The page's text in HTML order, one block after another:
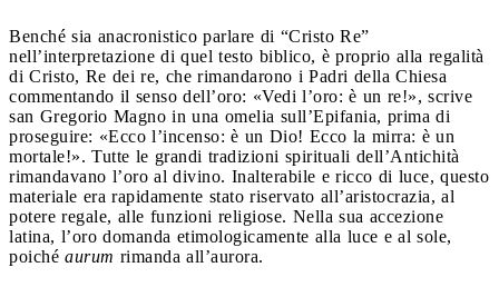
Benché sia anacronistico parlare di “Cristo Re”
nell’interpretazione di quel testo biblico, è proprio alla regalità
di Cristo, Re dei re, che rimandarono i Padri della Chiesa
commentando il senso dell’oro: «Vedi l’oro: è un re!», scrive
san Gregorio Magno in una omelia sull’Epifania, prima di
proseguire: «Ecco l’incenso: è un Dio! Ecco la mirra: è un
mortale!». Tutte le grandi tradizioni spirituali dell’Antichità
rimandavano l’oro al divino. Inalterabile e ricco di luce, questo
materiale era rapidamente stato riservato all’aristocrazia, al
potere regale, alle funzioni religiose. Nella sua accezione
latina, l’oro domanda etimologicamente alla luce e al sole,
poiché aurum rimanda all’aurora.